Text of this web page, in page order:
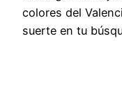
colores del
suerte en tu